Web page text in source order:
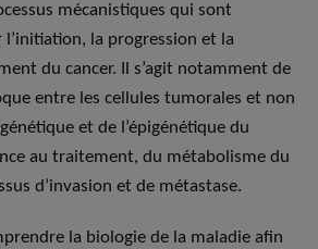
mécanistiques qui sont
la progression et la
du cancer. Il s’agit notamment de
entre les cellules tumorales et non
et de l’épigénétique du
au traitement, du métabolisme du
d’invasion et de métastase.
la biologie de la maladie afin